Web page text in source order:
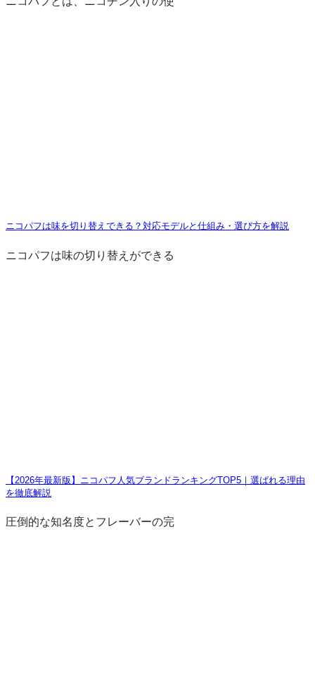
ニコパフは味を切り替えできる？対応モデルと仕組み・選び方を解説
ニコパフは味の切り替えができる
【2026年最新版】ニコパフ人気ブランドランキングTOP5｜選ばれる理由
を徹底解説
圧倒的な知名度とフレーバーの完